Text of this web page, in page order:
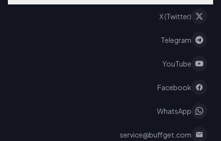
X (Twitter)
Telegram
YouTube
Facebook
WhatsApp
service@buffget.com